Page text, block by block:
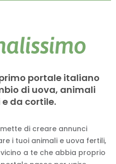
portale italiano
di uova, animali
da cortile.
di creare annunci
i tuoi animali e uova fertili,
a te che abbia proprio